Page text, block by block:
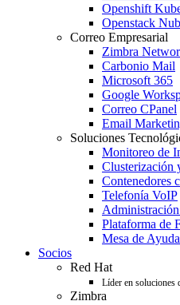
Openshift
Openstack
Correo Empresarial
Zimbra
Carbonio Mail
Microsoft 365
Google
Correo CPanel
Email
Soluciones
Monitoreo de
Clusterización
Contenedores
Telefonía VoIP
Plataforma de
Mesa de
Socios
Red Hat
Líder en soluciones
Zimbra